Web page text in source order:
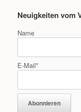
Neuigkeiten vom
Name
E-Mail*